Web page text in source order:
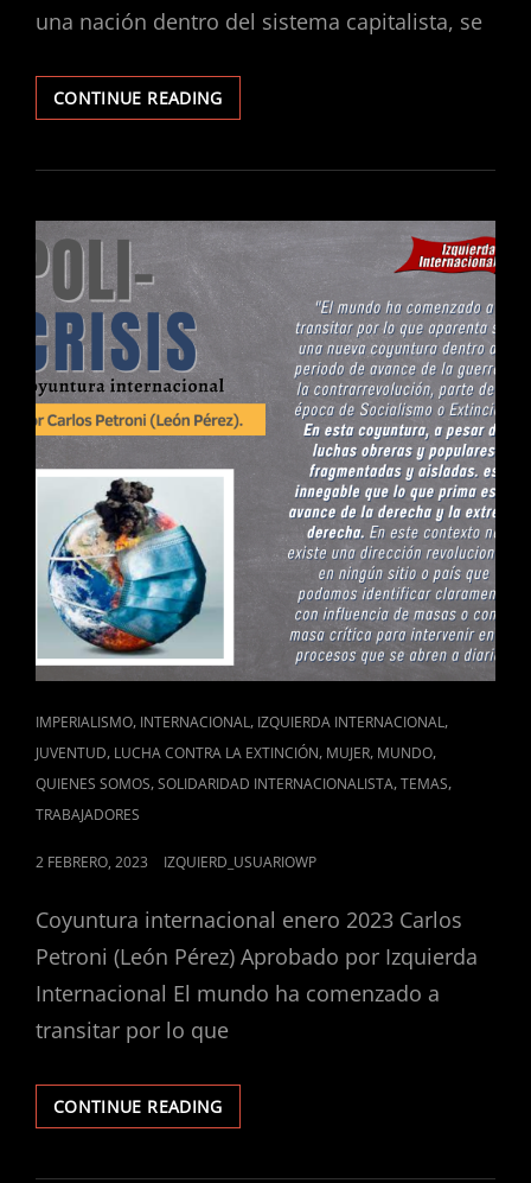
una nación dentro del sistema capitalista, se
CONTINUE READINGBRASIL:
NACIDO
SER
CAT
LINKS
IMPERIALISMO, INTERNACIONAL, IZQUIERDA INTERNACIONAL,
JUVENTUD, LUCHA CONTRA LA EXTINCIÓN, MUJER, MUNDO,
QUIENES SOMOS,SOLIDARIDAD INTERNACIONALISTA,TEMAS,
TRABAJADORES
POSTED
2 FEBRERO, 2023 IZQUIERD_USUARIOWP
Coyuntura internacional enero 2023 Carlos
Petroni (León Pérez) Aprobado por Izquierda
Internacional El mundo ha comenzado a
transitar por lo que
CONTINUE READINGPOLICRISIS:
COYUNTURA